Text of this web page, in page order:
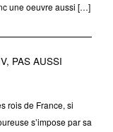
une oeuvre aussi […]
PAS AUSSI
rois de France, si
s’impose par sa